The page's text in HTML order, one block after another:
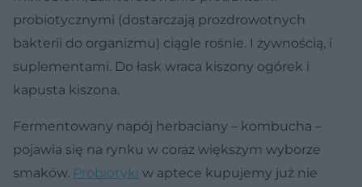
probiotycznymi (dostarczają prozdrowotnych
bakterii do organizmu) ciągle rośnie. I żywnością, i
suplementami. Do łask wraca kiszony ogórek i
kapusta kiszona.
Fermentowany napój herbaciany – kombucha –
pojawia się na rynku w coraz większym wyborze
smaków. Probiotyki w aptece kupujemy już nie